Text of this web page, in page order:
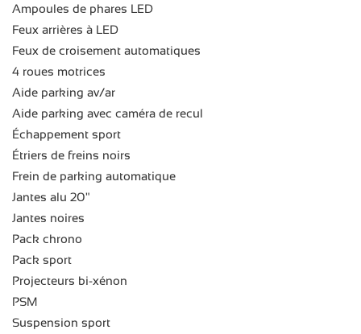
Ampoules de phares LED
Feux arrières à LED
Feux de croisement automatiques
4 roues motrices
Aide parking av/ar
Aide parking avec caméra de recul
Échappement sport
Étriers de freins noirs
Frein de parking automatique
Jantes alu 20"
Jantes noires
Pack chrono
Pack sport
Projecteurs bi-xénon
PSM
Suspension sport